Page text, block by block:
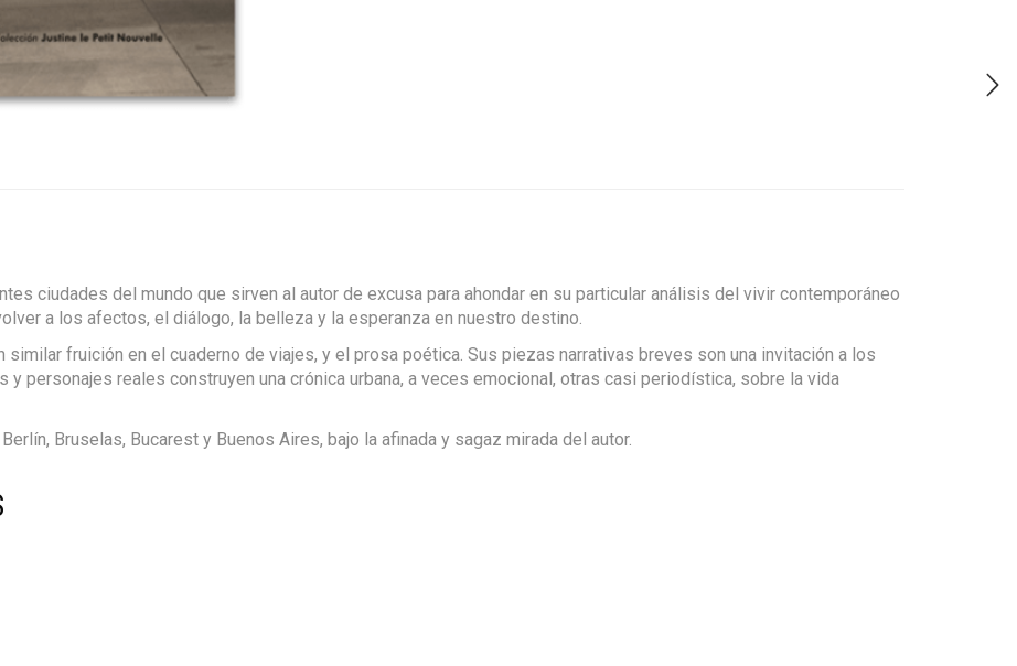
ciudades del mundo que sirven al autor de excusa para ahondar en su particular análisis del vivir contemporáneo
a los afectos, el diálogo, la belleza y la esperanza en nuestro destino.
fruición en el cuaderno de viajes, y el prosa poética. Sus piezas narrativas breves son una invitación a los
personajes reales construyen una crónica urbana, a veces emocional, otras casi periodística, sobre la vida
Bruselas, Bucarest y Buenos Aires, bajo la afinada y sagaz mirada del autor.